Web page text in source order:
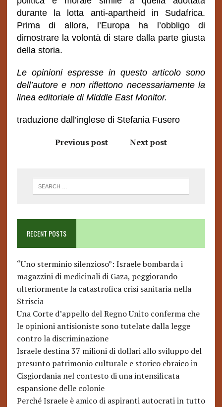
durante la lotta anti-apartheid in Sudafrica.
Prima di allora, l’Europa ha l’obbligo di
dimostrare la volontà di stare dalla parte giusta
della storia.
Le opinioni espresse in questo articolo sono
dell’autore e non riflettono necessariamente la
linea editoriale di Middle East Monitor.
traduzione dall’inglese di Stefania Fusero
Previous post Next post
RECENT POSTS
“Uno sterminio silenzioso”: Israele bombarda i
magazzini di medicinali di Gaza, peggiorando
ulteriormente la catastrofica crisi sanitaria nella
Striscia
Una Corte d’appello del Regno Unito conferma che
le opinioni antisioniste sono tutelate dalla legge
contro la discriminazione
Israele destina 37 milioni di dollari allo sviluppo del
presunto patrimonio culturale e storico ebraico in
Cisgiordania nel contesto di una intensificata
espansione delle colonie
Perché Israele è amico di aspiranti autocrati in tutto